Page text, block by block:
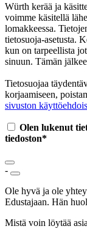
Würth kerää ja
voimme käsitellä
lomakkeessa.
tietosuoja-asetusta.
kun on tarpeellista
sinuun. Tämän
Tietosuojaa
korjaamiseen,
sivuston
Olen lukenut
tiedoston*
-
Ole hyvä ja ole
Edustajaan. Hän
Mistä voin löytää